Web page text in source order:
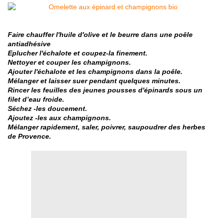
Faire chauffer l'huile d'olive et le beurre dans une poêle
antiadhésive
Eplucher l'échalote et coupez-la finement.
Nettoyer et couper les champignons.
Ajouter l'échalote et les champignons dans la poêle.
Mélanger et laisser suer pendant quelques minutes.
Rincer les feuilles des jeunes pousses d'épinards sous un
filet d’eau froide.
Séchez -les doucement.
Ajoutez -les aux champignons.
Mélanger rapidement, saler, poivrer, saupoudrer des herbes
de Provence.